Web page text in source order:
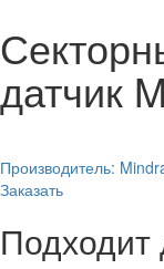
датчик
Производитель:
Заказать